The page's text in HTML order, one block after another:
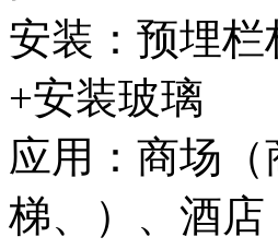
安装：预埋
+安装玻璃
应用：商场
梯、）、酒